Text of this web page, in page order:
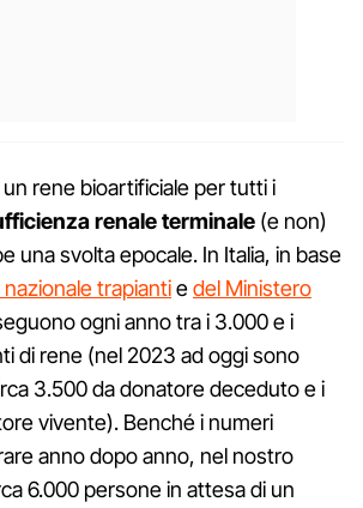
un rene bioartificiale per tutti i
renale terminale (e non)
una svolta epocale. In Italia, in base
trapiantiedel Ministero
ogni anno tra i 3.000 e i
di rene (nel 2023 ad oggi sono
3.500 da donatore deceduto e i
vivente). Benché i numeri
anno dopo anno, nel nostro
6.000 persone in attesa di un